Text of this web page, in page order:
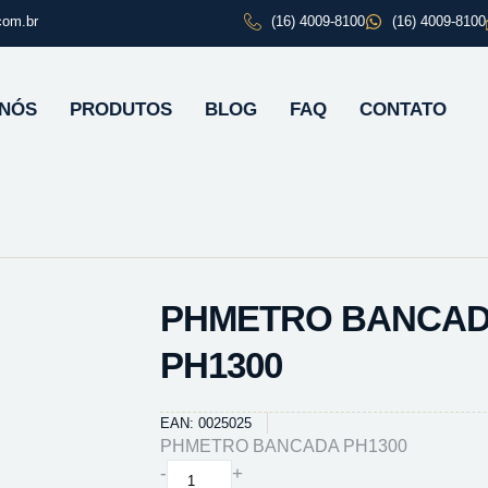
(16) 4009-8100 (16) 4009-8100
PRODUTOS BLOG FAQ CONTATO
PHMETRO
PH1300
EAN: 0025025
PHMETRO BANCADA PH1300
-
PHMETRO
+